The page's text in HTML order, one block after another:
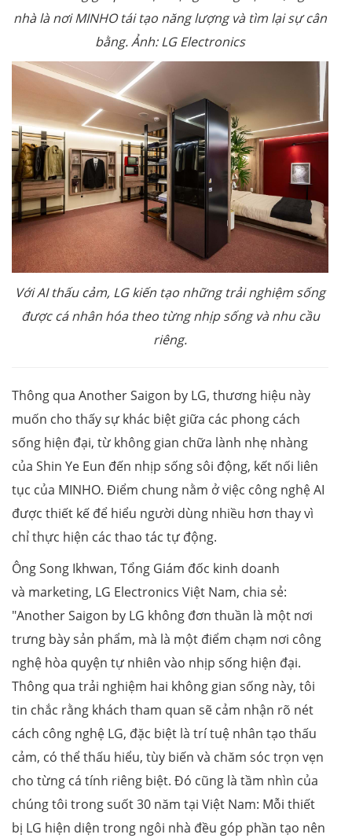
nhà là nơi MINHO tái tạo năng lượng và tìm lại sự cân
bằng. Ảnh: LG Electronics
Với AI thấu cảm, LG kiến tạo những trải nghiệm sống
được cá nhân hóa theo từng nhịp sống và nhu cầu
riêng.
Thông qua Another Saigon by LG, thương hiệu này
muốn cho thấy sự khác biệt giữa các phong cách
sống hiện đại, từ không gian chữa lành nhẹ nhàng
của Shin Ye Eun đến nhịp sống sôi động, kết nối liên
tục của MINHO. Điểm chung nằm ở việc công nghệ AI
được thiết kế để hiểu người dùng nhiều hơn thay vì
chỉ thực hiện các thao tác tự động.
Ông Song Ikhwan, Tổng Giám đốc kinh doanh
và marketing, LG Electronics Việt Nam, chia sẻ:
"Another Saigon by LG không đơn thuần là một nơi
trưng bày sản phẩm, mà là một điểm chạm nơi công
nghệ hòa quyện tự nhiên vào nhịp sống hiện đại.
Thông qua trải nghiệm hai không gian sống này, tôi
tin chắc rằng khách tham quan sẽ cảm nhận rõ nét
cách công nghệ LG, đặc biệt là trí tuệ nhân tạo thấu
cảm, có thể thấu hiểu, tùy biến và chăm sóc trọn vẹn
cho từng cá tính riêng biệt. Đó cũng là tầm nhìn của
chúng tôi trong suốt 30 năm tại Việt Nam: Mỗi thiết
bị LG hiện diện trong ngôi nhà đều góp phần tạo nên